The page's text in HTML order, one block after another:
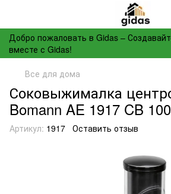
Добро пожаловать в Gidas –
вместе с Gidas!
Все для дома
Соковыжималка
Bomann AE 1917 CB
Артикул: 1917 Оставить отзыв